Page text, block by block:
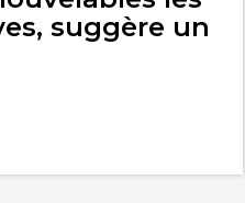
suggère un